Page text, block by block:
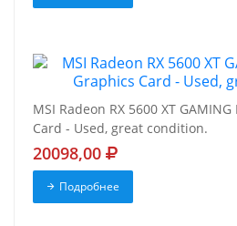
MSI Radeon RX 5600 XT
Card - Used, great condition.
20098,00
Подробнее